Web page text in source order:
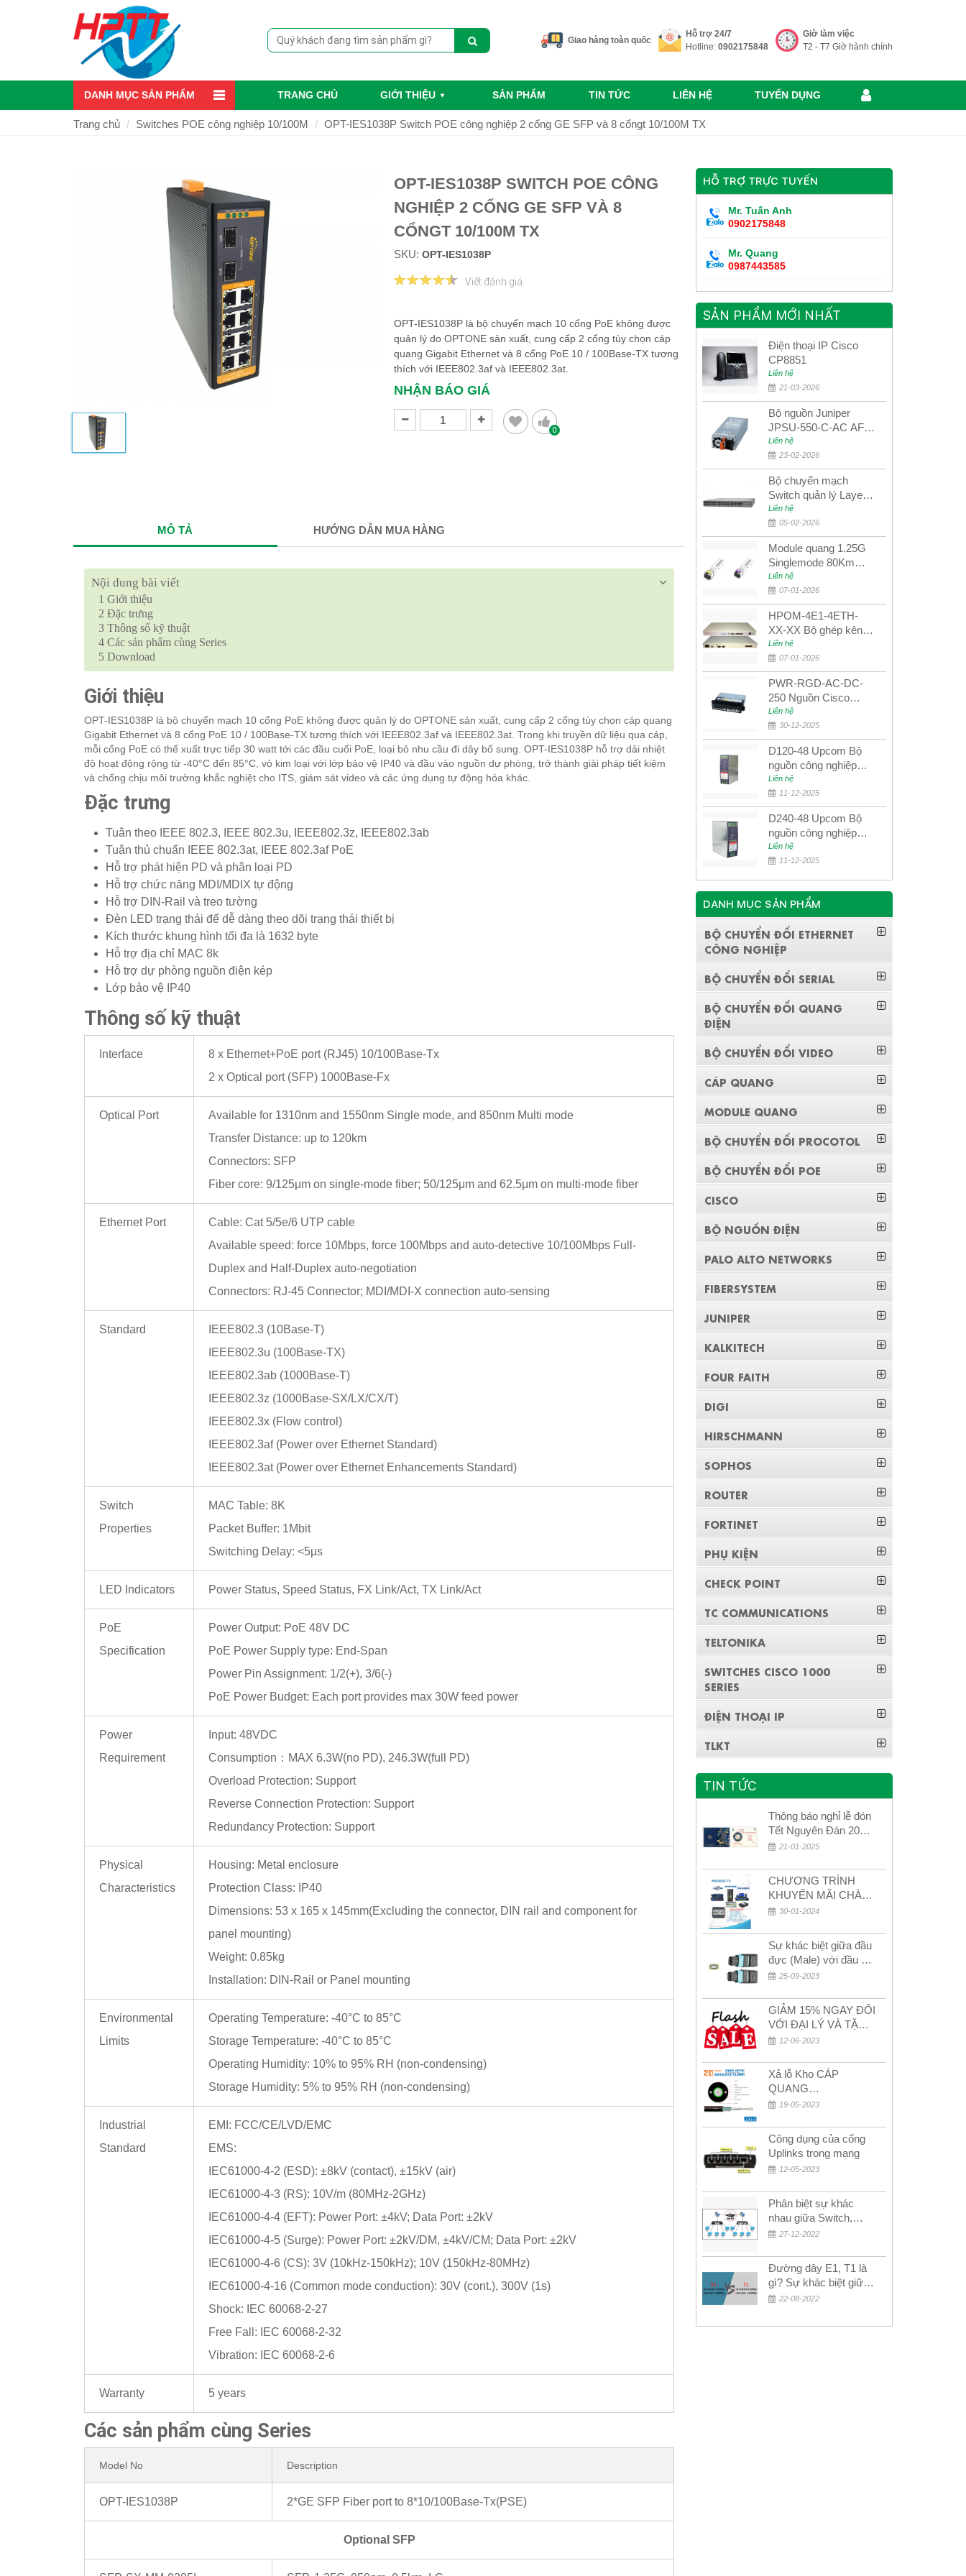
Giao hàng toàn quốc
Hỗ trợ 24/7
Hotline: 0902175848
Giờ làm việc
T2 - T7 Giờ hành chính
DANH MỤC SẢN PHẨM TRANG CHỦ GIỚI THIỆU SẢN PHẨM TIN TỨC LIÊN HỆ TUYỂN DỤNG
Trang chủ Switches POE công nghiệp 10/100M OPT-IES1038P Switch POE công nghiệp 2 cổng GE SFP và 8 cổngt 10/100M TX
OPT-IES1038P SWITCH POE CÔNG
NGHIỆP 2 CỔNG GE SFP VÀ 8
CỔNGT 10/100M TX
SKU: OPT-IES1038P
Viết đánh giá
OPT-IES1038P là bộ chuyển mạch 10 cổng PoE không được
quản lý do OPTONE sản xuất, cung cấp 2 cổng tùy chọn cáp
quang Gigabit Ethernet và 8 cổng PoE 10 / 100Base-TX tương
thích với IEEE802.3af và IEEE802.3at.
NHẬN BÁO GIÁ
0
MÔ TẢ HƯỚNG DẪN MUA HÀNG
Nội dung bài viết
1 Giới thiệu
2 Đặc trưng
3 Thông số kỹ thuật
4 Các sản phẩm cùng Series
5 Download
Giới thiệu
OPT-IES1038P là bộ chuyển mạch 10 cổng PoE không được quản lý do OPTONE sản xuất, cung cấp 2 cổng tùy chọn cáp quang
Gigabit Ethernet và 8 cổng PoE 10 / 100Base-TX tương thích với IEEE802.3af và IEEE802.3at. Trong khi truyền dữ liệu qua cáp,
mỗi cổng PoE có thể xuất trực tiếp 30 watt tới các đầu cuối PoE, loại bỏ nhu cầu đi dây bổ sung. OPT-IES1038P hỗ trợ dải nhiệt
độ hoạt động rộng từ -40°C đến 85°C, vỏ kim loại với lớp bảo vệ IP40 và đầu vào nguồn dự phòng, trở thành giải pháp tiết kiệm
và chống chịu môi trường khắc nghiệt cho ITS, giám sát video và các ứng dụng tự động hóa khác.
Đặc trưng
Tuân theo IEEE 802.3, IEEE 802.3u, IEEE802.3z, IEEE802.3ab
Tuân thủ chuẩn IEEE 802.3at, IEEE 802.3af PoE
Hỗ trợ phát hiện PD và phân loại PD
Hỗ trợ chức năng MDI/MDIX tự động
Hỗ trợ DIN-Rail và treo tường
Đèn LED trạng thái để dễ dàng theo dõi trạng thái thiết bị
Kích thước khung hình tối đa là 1632 byte
Hỗ trợ địa chỉ MAC 8k
Hỗ trợ dự phòng nguồn điện kép
Lớp bảo vệ IP40
Thông số kỹ thuật
Interface
8 x Ethernet+PoE port (RJ45) 10/100Base-Tx
2 x Optical port (SFP) 1000Base-Fx
Optical Port
Available for 1310nm and 1550nm Single mode, and 850nm Multi mode
Transfer Distance: up to 120km
Connectors: SFP
Fiber core: 9/125μm on single-mode fiber; 50/125μm and 62.5μm on multi-mode fiber
Ethernet Port
Cable: Cat 5/5e/6 UTP cable
Available speed: force 10Mbps, force 100Mbps and auto-detective 10/100Mbps Full-
Duplex and Half-Duplex auto-negotiation
Connectors: RJ-45 Connector; MDI/MDI-X connection auto-sensing
Standard
IEEE802.3 (10Base-T)
IEEE802.3u (100Base-TX)
IEEE802.3ab (1000Base-T)
IEEE802.3z (1000Base-SX/LX/CX/T)
IEEE802.3x (Flow control)
IEEE802.3af (Power over Ethernet Standard)
IEEE802.3at (Power over Ethernet Enhancements Standard)
Switch
Properties
MAC Table: 8K
Packet Buffer: 1Mbit
Switching Delay: <5μs
LED Indicators Power Status, Speed Status, FX Link/Act, TX Link/Act
PoE
Specification
Power Output: PoE 48V DC
PoE Power Supply type: End-Span
Power Pin Assignment: 1/2(+), 3/6(-)
PoE Power Budget: Each port provides max 30W feed power
Power
Requirement
Input: 48VDC
Consumption：MAX 6.3W(no PD), 246.3W(full PD)
Overload Protection: Support
Reverse Connection Protection: Support
Redundancy Protection: Support
Physical
Characteristics
Housing: Metal enclosure
Protection Class: IP40
Dimensions: 53 x 165 x 145mm(Excluding the connector, DIN rail and component for
panel mounting)
Weight: 0.85kg
Installation: DIN-Rail or Panel mounting
Environmental
Limits
Operating Temperature: -40°C to 85°C
Storage Temperature: -40°C to 85°C
Operating Humidity: 10% to 95% RH (non-condensing)
Storage Humidity: 5% to 95% RH (non-condensing)
Industrial
Standard
EMI: FCC/CE/LVD/EMC
EMS:
IEC61000-4-2 (ESD): ±8kV (contact), ±15kV (air)
IEC61000-4-3 (RS): 10V/m (80MHz-2GHz)
IEC61000-4-4 (EFT): Power Port: ±4kV; Data Port: ±2kV
IEC61000-4-5 (Surge): Power Port: ±2kV/DM, ±4kV/CM; Data Port: ±2kV
IEC61000-4-6 (CS): 3V (10kHz-150kHz); 10V (150kHz-80MHz)
IEC61000-4-16 (Common mode conduction): 30V (cont.), 300V (1s)
Shock: IEC 60068-2-27
Free Fall: IEC 60068-2-32
Vibration: IEC 60068-2-6
Warranty 5 years
Các sản phẩm cùng Series
Model No Description
OPT-IES1038P 2*GE SFP Fiber port to 8*10/100Base-Tx(PSE)
Optional SFP
HỖ TRỢ TRỰC TUYẾN
Mr. Tuấn Anh
0902175848
Mr. Quang
0987443585
SẢN PHẨM MỚI NHẤT
Điện thoại IP Cisco
CP8851
Liên hệ
21-03-2026
Bộ nguồn Juniper
JPSU-550-C-AC AFO
nguồn AC công suất
550W dùng cho dòng
switch Juniper
Networks EX4400
Liên hệ
23-02-2026
Bộ chuyển mạch
Switch quản lý Layer 3
Juniper QFX5100-48S
Liên hệ
05-02-2026
Module quang 1.25G
Singlemode 80Km
UPCOM MWS-12-45-
80AD/MWS-12-54-
80BD
Liên hệ
07-01-2026
HPOM-4E1-4ETH-
XX-XX Bộ ghép kênh
quang quản lý SDH
4E1+4ETH+RS232
Liên hệ
07-01-2026
PWR-RGD-AC-DC-
250 Nguồn Cisco
Industrial 250W
PoE/PoE+
Liên hệ
30-12-2025
D120-48 Upcom Bộ
nguồn công nghiệp
đầu ra đơn 120W
48VDC
Liên hệ
11-12-2025
D240-48 Upcom Bộ
nguồn công nghiệp
đầu ra đơn 240W
48VDC
Liên hệ
11-12-2025
DANH MỤC SẢN PHẨM
BỘ CHUYỂN ĐỔI ETHERNET
CÔNG NGHIỆP
BỘ CHUYỂN ĐỔI SERIAL
BỘ CHUYỂN ĐỔI QUANG
ĐIỆN
BỘ CHUYỂN ĐỔI VIDEO
CÁP QUANG
MODULE QUANG
BỘ CHUYỂN ĐỔI PROCOTOL
BỘ CHUYỂN ĐỔI POE
CISCO
BỘ NGUỒN ĐIỆN
PALO ALTO NETWORKS
FIBERSYSTEM
JUNIPER
KALKITECH
FOUR FAITH
DIGI
HIRSCHMANN
SOPHOS
ROUTER
FORTINET
PHỤ KIỆN
CHECK POINT
TC COMMUNICATIONS
TELTONIKA
SWITCHES CISCO 1000
SERIES
ĐIỆN THOẠI IP
TLKT
TIN TỨC
Thông báo nghỉ lễ đón
Tết Nguyên Đán 2026
– Xuân Bính Ngọ!
21-01-2025
CHƯƠNG TRÌNH
KHUYẾN MÃI CHÀO
MỪNG NĂM MỚI
30-01-2024
Sự khác biệt giữa đầu
đực (Male) với đầu cái
(Female) trong bộ đầu
25-09-2023
GIẢM 15% NGAY ĐỐI
VỚI ĐẠI LÝ VÀ TẶNG
QUÀ KHÁCH HÀNG
12-06-2023
Xả lỗ Kho CÁP
QUANG
MULTIMODE CÁP
MULTIMODE 4-8-12-
24Fo SỢI OM1-OM2-
OM3 Siêu Rẻ 5k
19-05-2023
Công dụng của cổng
Uplinks trong mạng
12-05-2023
Phân biệt sự khác
nhau giữa Switch,
Router và Hub
27-12-2022
Đường dây E1, T1 là
gì? Sự khác biệt giữa
E1 và T1
22-08-2022